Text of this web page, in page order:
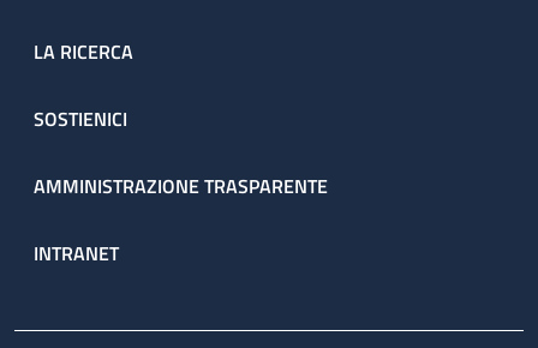
LA RICERCA
SOSTIENICI
AMMINISTRAZIONE TRASPARENTE
INTRANET